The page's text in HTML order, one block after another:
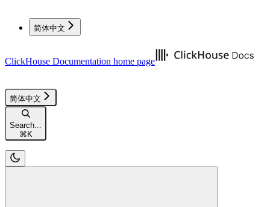
简体中文
ClickHouse Documentation home page
简体中文
Search...
⌘K